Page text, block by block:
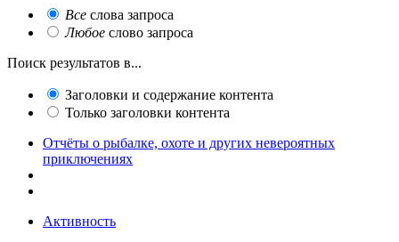
Все слова запроса
Любое слово запроса
Поиск результатов в...
Заголовки и содержание контента
Только заголовки контента
Отчёты о рыбалке, охоте и других невероятных
приключениях
Активность